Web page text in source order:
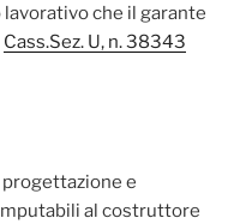
che il garante
Cass.Sez. U, n. 38343
progettazione e
al costruttore